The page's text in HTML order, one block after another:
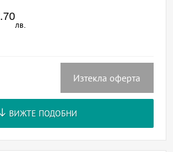
.70
лв.
Изтекла оферта
ВИЖТЕ ПОДОБНИ